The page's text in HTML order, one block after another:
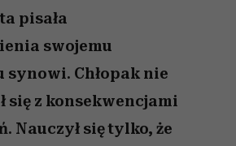
pisała
swojemu
synowi. Chłopak nie
się z konsekwencjami
Nauczył się tylko, że